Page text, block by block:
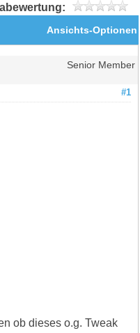
Ansichts-Optionen
Senior Member
#1
ob dieses o.g. Tweak